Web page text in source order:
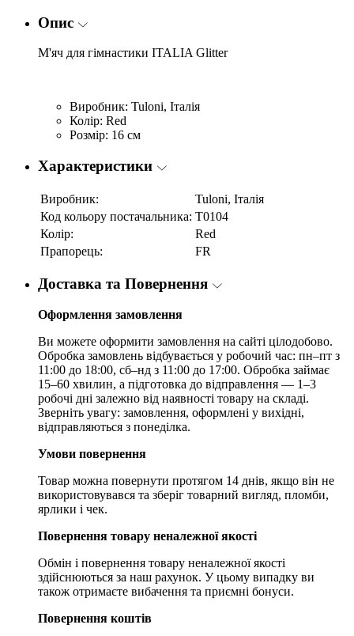
Опис
М'яч для гімнастики ITALIA Glitter
Виробник: Tuloni, Італія
Колір: Red
Розмір: 16 см
Характеристики
Виробник:
Tuloni, Італія
Код кольору постачальника: T0104
Колір:
Red
Прапорець:
FR
Доставка та Повернення
Оформлення замовлення
Ви можете оформити замовлення на сайті цілодобово.
Обробка замовлень відбувається у робочий час: пн–пт з
11:00 до 18:00, сб–нд з 11:00 до 17:00. Обробка займає
15–60 хвилин, а підготовка до відправлення — 1–3
робочі дні залежно від наявності товару на складі.
Зверніть увагу: замовлення, оформлені у вихідні,
відправляються з понеділка.
Умови повернення
Товар можна повернути протягом 14 днів, якщо він не
використовувався та зберіг товарний вигляд, пломби,
ярлики і чек.
Повернення товару неналежної якості
Обмін і повернення товару неналежної якості
здійснюються за наш рахунок. У цьому випадку ви
також отримаєте вибачення та приємні бонуси.
Повернення коштів